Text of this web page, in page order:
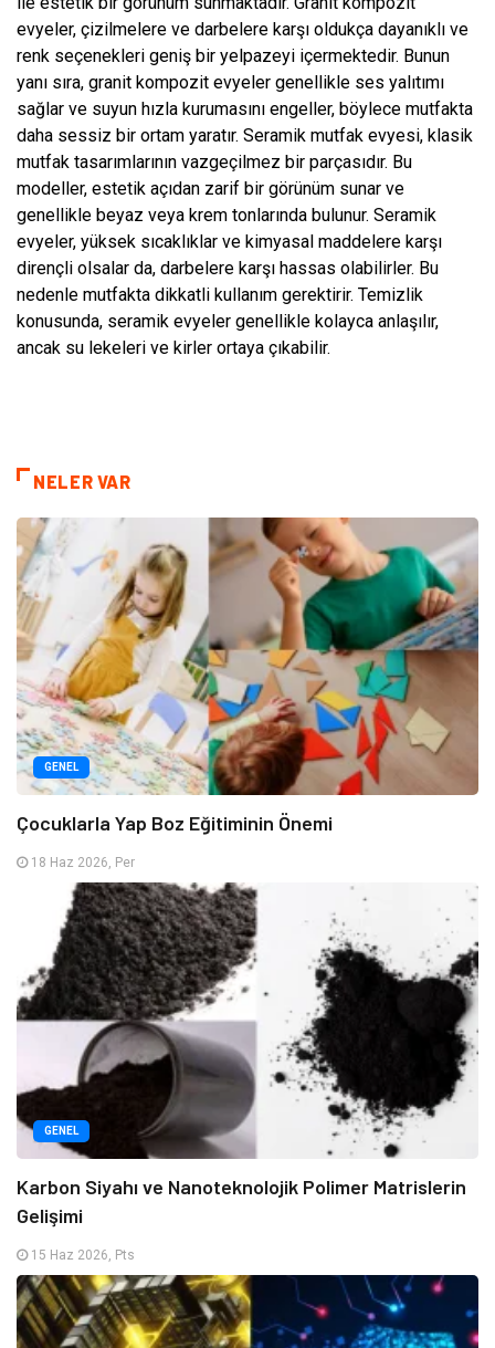
evyeler, çizilmelere ve darbelere karşı oldukça dayanıklı ve
renk seçenekleri geniş bir yelpazeyi içermektedir. Bunun
yanı sıra, granit kompozit evyeler genellikle ses yalıtımı
sağlar ve suyun hızla kurumasını engeller, böylece mutfakta
daha sessiz bir ortam yaratır. Seramik mutfak evyesi, klasik
mutfak tasarımlarının vazgeçilmez bir parçasıdır. Bu
modeller, estetik açıdan zarif bir görünüm sunar ve
genellikle beyaz veya krem ​​tonlarında bulunur. Seramik
evyeler, yüksek sıcaklıklar ve kimyasal maddelere karşı
dirençli olsalar da, darbelere karşı hassas olabilirler. Bu
nedenle mutfakta dikkatli kullanım gerektirir. Temizlik
konusunda, seramik evyeler genellikle kolayca anlaşılır,
ancak su lekeleri ve kirler ortaya çıkabilir.
NELER VAR
GENEL
Çocuklarla Yap Boz Eğitiminin Önemi
18 Haz 2026, Per
GENEL
Karbon Siyahı ve Nanoteknolojik Polimer Matrislerin
Gelişimi
15 Haz 2026, Pts